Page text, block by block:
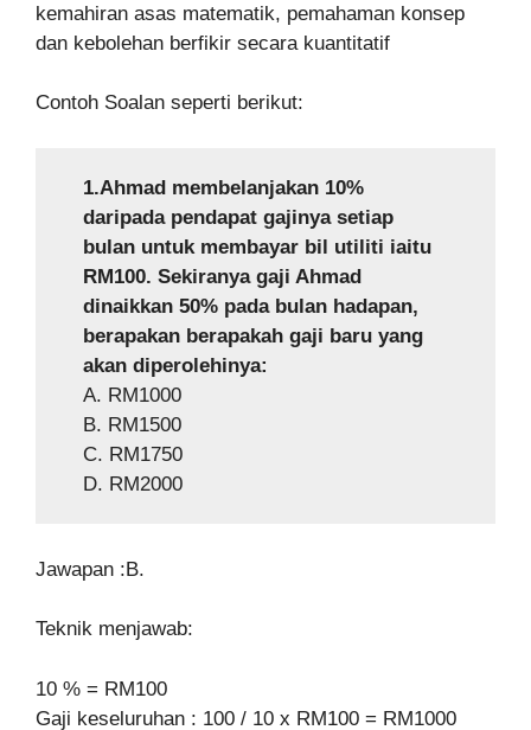
kemahiran asas matematik, pemahaman konsep
dan kebolehan berfikir secara kuantitatif
Contoh Soalan seperti berikut:
1.Ahmad membelanjakan 10%
daripada pendapat gajinya setiap
bulan untuk membayar bil utiliti iaitu
RM100. Sekiranya gaji Ahmad
dinaikkan 50% pada bulan hadapan,
berapakan berapakah gaji baru yang
akan diperolehinya:
A. RM1000
B. RM1500
C. RM1750
D. RM2000
Jawapan :B.
Teknik menjawab:
10 % = RM100
Gaji keseluruhan : 100 / 10 x RM100 = RM1000